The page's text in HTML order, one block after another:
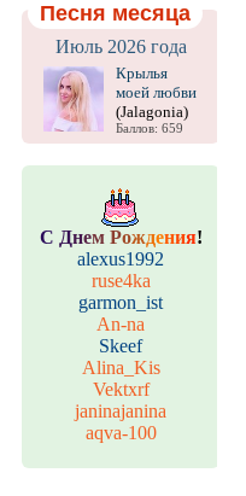
Песня месяца
Июль 2026 года
Крылья
моей любви
(Jalagonia)
Баллов: 659
С Днем Рождения!
alexus1992
ruse4ka
garmon_ist
An-na
Skeef
Alina_Kis
Vektxrf
janinajanina
aqva-100